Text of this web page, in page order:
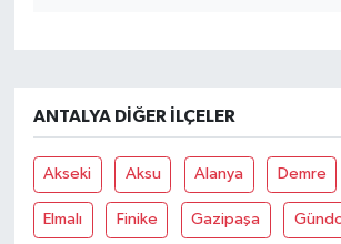
ANTALYA DIĞER İLÇELER
Akseki Aksu Alanya Demre
Elmalı Finike Gazipaşa